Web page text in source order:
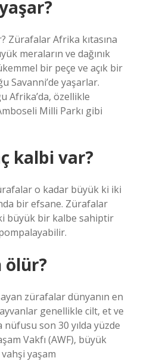
Zürafalar Afrika kıtasına
meraların ve dağınık
bir peçe ve açık bir
Savanni’de yaşarlar.
Afrika’da, özellikle
Milli Parkı gibi
kalbi var?
o kadar büyük ki iki
bir efsane. Zürafalar
büyük bir kalbe sahiptir
ölür?
zürafalar dünyanın en
genellikle cilt, et ve
son 30 yılda yüzde
Vakfı (AWF), büyük
vahşi yaşam